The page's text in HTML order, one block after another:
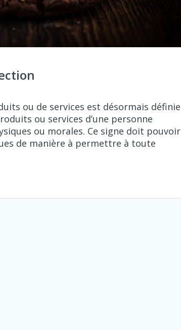
ou de services est désormais définie
ou services d’une personne
ou morales. Ce signe doit pouvoir
de manière à permettre à toute